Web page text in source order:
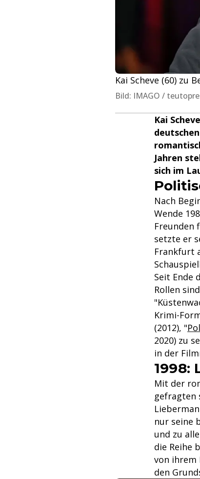
Kai Scheve (60) zu
Bild: IMAGO /
Kai
Jahren
sich im
Nach
Wende
Freunden
setzte er
Frankfurt
Seit Ende
Rollen
Krimi-
(2012), "
2020) zu
in der
1998:
Mit der
gefragten
nur seine
und zu
die Reihe
von ihrem
den